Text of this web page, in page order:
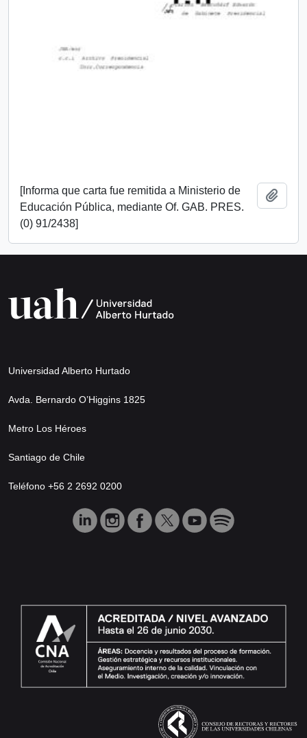
[Informa que carta fue remitida a Ministerio de
Educación Pública, mediante Of. GAB. PRES.
(0) 91/2438]
Universidad Alberto Hurtado
Avda. Bernardo O’Higgins 1825
Metro Los Héroes
Santiago de Chile
Teléfono +56 2 2692 0200